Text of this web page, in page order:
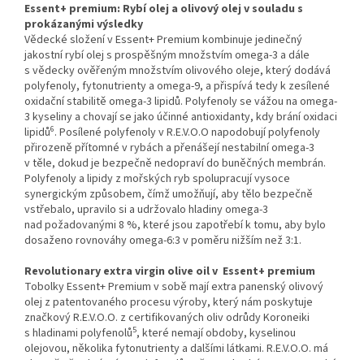
Essent+ premium: Rybí olej a olivový olej v souladu s
prokázanými výsledky
Vědecké složení v Essent+ Premium kombinuje jedinečný
jakostní rybí olej s prospěšným množstvím omega-3 a dále
s vědecky ověřeným množstvím olivového oleje, který dodává
polyfenoly, fytonutrienty a omega-9, a přispívá tedy k zesílené
oxidační stabilitě omega-3 lipidů. Polyfenoly se vážou na omega-
3 kyseliny a chovají se jako účinné antioxidanty, kdy brání oxidaci
lipidů6. Posílené polyfenoly v R.E.V.O.O napodobují polyfenoly
přirozeně přítomné v rybách a přenášejí nestabilní omega-3
v těle, dokud je bezpečně nedopraví do buněčných membrán.
Polyfenoly a lipidy z mořských ryb spolupracují vysoce
synergickým způsobem, čímž umožňují, aby tělo bezpečně
vstřebalo, upravilo si a udržovalo hladiny omega-3
nad požadovanými 8 %, které jsou zapotřebí k tomu, aby bylo
dosaženo rovnováhy omega-6:3 v poměru nižším než 3:1.
Revolutionary extra virgin olive oil v Essent+ premium
Tobolky Essent+ Premium v sobě mají extra panenský olivový
olej z patentovaného procesu výroby, který nám poskytuje
značkový R.E.V.O.O. z certifikovaných oliv odrůdy Koroneiki
s hladinami polyfenolů5, které nemají obdoby, kyselinou
olejovou, několika fytonutrienty a dalšími látkami. R.E.V.O.O. má